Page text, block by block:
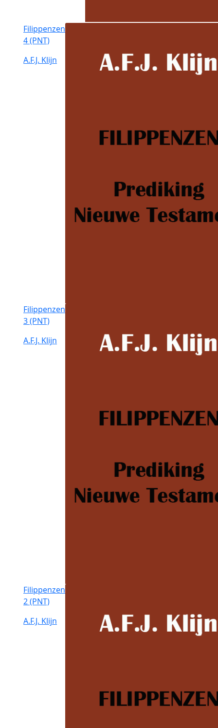
Filippenzen
4 (PNT)
A.F.J. Klijn
Filippenzen
3 (PNT)
A.F.J. Klijn
Filippenzen
2 (PNT)
A.F.J. Klijn